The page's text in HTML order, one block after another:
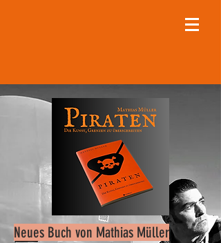
Neues Buch von Mathias Müller